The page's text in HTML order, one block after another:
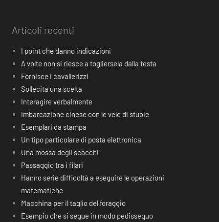
Articoli recenti
I point che danno indicazioni
A volte non si riesce a togliersela dalla testa
Fornisce i cavallerizzi
Sollecita una scelta
Interagire verbalmente
Imbarcazione cinese con le vele di stuoie
Esemplari da stampa
Un tipo particolare di posta elettronica
Una mossa degli scacchi
Passaggio tra i filari
Hanno serie difficoltà a eseguire le operazioni
matematiche
Macchina per il taglio del foraggio
Esempio che si segue in modo pedissequo